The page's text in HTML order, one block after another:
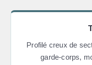
Profilé creux de
garde-corps,